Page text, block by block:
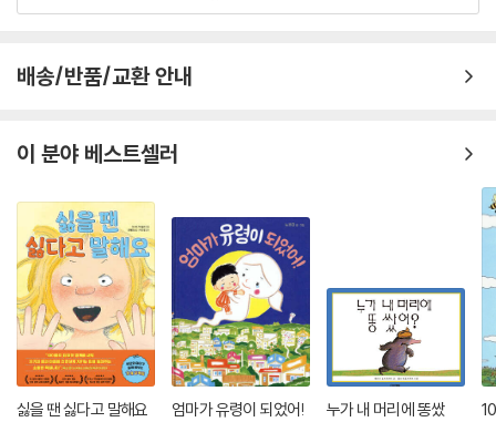
배송/반품/교환 안내
이 분야 베스트셀러
싫을 땐 싫다고 말해요 엄마가 유령이 되었어!
누가 내 머리에 똥쌌